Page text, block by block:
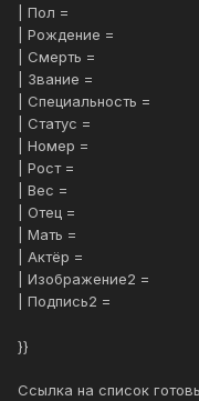
| Пол =
| Рождение =
| Смерть =
| Звание =
| Специальность =
| Статус =
| Номер =
| Рост =
| Вес =
| Отец =
| Мать =
| Актёр =
| Изображение2 =
| Подпись2 =
}}
Ссылка на список